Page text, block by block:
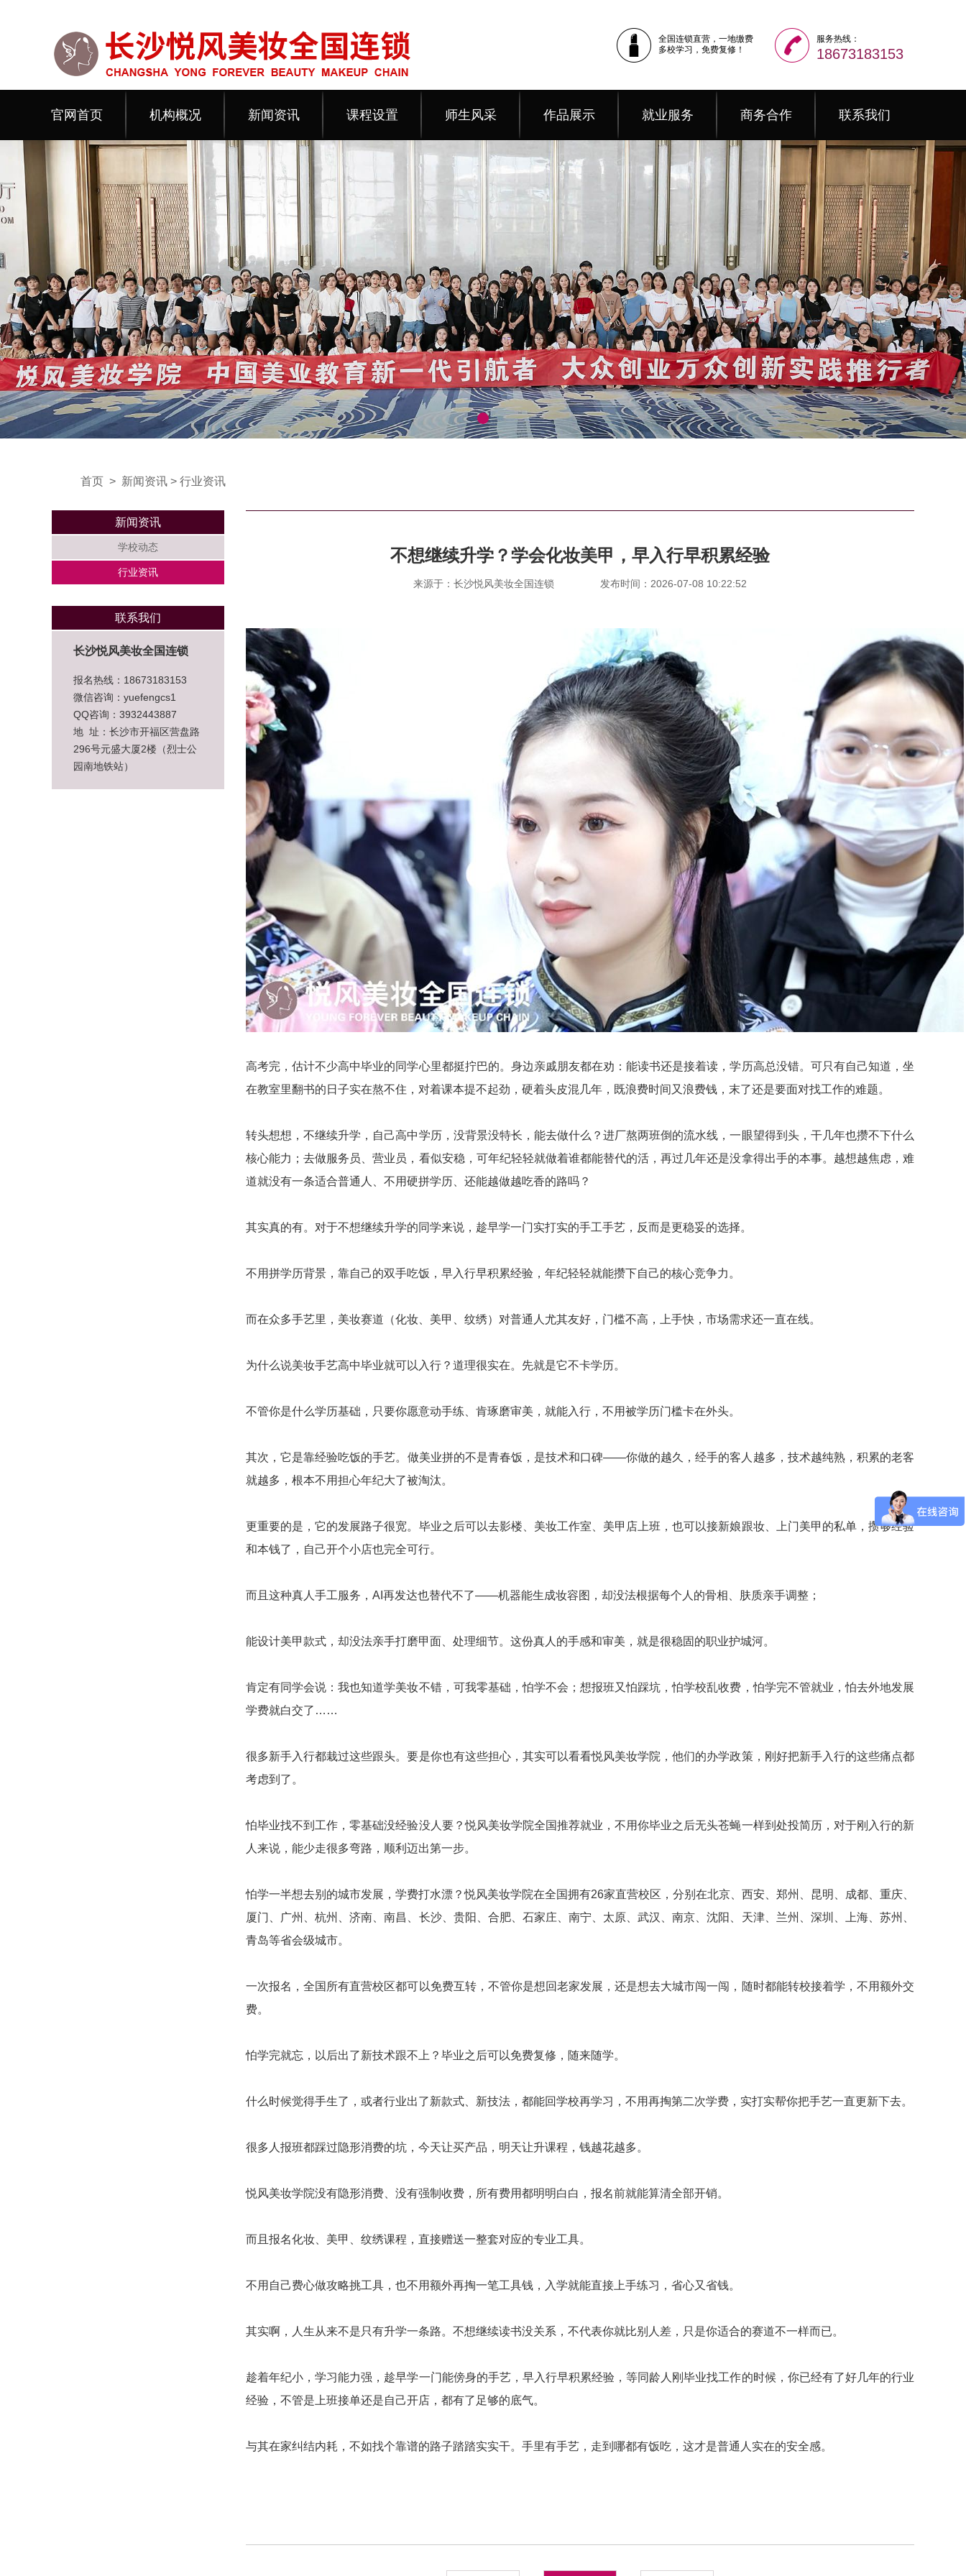
全国连锁直营，一地缴费
多校学习，免费复修！
服务热线：
18673183153
官网首页 机构概况 新闻资讯 课程设置 师生风采 作品展示 就业服务 商务合作 联系我们
首页 > 新闻资讯 > 行业资讯
新闻资讯
学校动态
行业资讯
联系我们
长沙悦风美妆全国连锁
报名热线：18673183153
微信咨询：yuefengcs1
QQ咨询：3932443887
地 址：长沙市开福区营盘路
296号元盛大厦2楼（烈士公
园南地铁站）
不想继续升学？学会化妆美甲，早入行早积累经验
来源于：长沙悦风美妆全国连锁 发布时间：2026-07-08 10:22:52
高考完，估计不少高中毕业的同学心里都挺拧巴的。身边亲戚朋友都在劝：能读书还是接着读，学历高总没错。可只有自己知道，坐
在教室里翻书的日子实在熬不住，对着课本提不起劲，硬着头皮混几年，既浪费时间又浪费钱，末了还是要面对找工作的难题。
转头想想，不继续升学，自己高中学历，没背景没特长，能去做什么？进厂熬两班倒的流水线，一眼望得到头，干几年也攒不下什么
核心能力；去做服务员、营业员，看似安稳，可年纪轻轻就做着谁都能替代的活，再过几年还是没拿得出手的本事。越想越焦虑，难
道就没有一条适合普通人、不用硬拼学历、还能越做越吃香的路吗？
其实真的有。对于不想继续升学的同学来说，趁早学一门实打实的手工手艺，反而是更稳妥的选择。
不用拼学历背景，靠自己的双手吃饭，早入行早积累经验，年纪轻轻就能攒下自己的核心竞争力。
而在众多手艺里，美妆赛道（化妆、美甲、纹绣）对普通人尤其友好，门槛不高，上手快，市场需求还一直在线。
为什么说美妆手艺高中毕业就可以入行？道理很实在。先就是它不卡学历。
不管你是什么学历基础，只要你愿意动手练、肯琢磨审美，就能入行，不用被学历门槛卡在外头。
其次，它是靠经验吃饭的手艺。做美业拼的不是青春饭，是技术和口碑——你做的越久，经手的客人越多，技术越纯熟，积累的老客
就越多，根本不用担心年纪大了被淘汰。
更重要的是，它的发展路子很宽。毕业之后可以去影楼、美妆工作室、美甲店上班，也可以接新娘跟妆、上门美甲的私单，攒够经验
和本钱了，自己开个小店也完全可行。
而且这种真人手工服务，AI再发达也替代不了——机器能生成妆容图，却没法根据每个人的骨相、肤质亲手调整；
能设计美甲款式，却没法亲手打磨甲面、处理细节。这份真人的手感和审美，就是很稳固的职业护城河。
肯定有同学会说：我也知道学美妆不错，可我零基础，怕学不会；想报班又怕踩坑，怕学校乱收费，怕学完不管就业，怕去外地发展
学费就白交了……
很多新手入行都栽过这些跟头。要是你也有这些担心，其实可以看看悦风美妆学院，他们的办学政策，刚好把新手入行的这些痛点都
考虑到了。
怕毕业找不到工作，零基础没经验没人要？悦风美妆学院全国推荐就业，不用你毕业之后无头苍蝇一样到处投简历，对于刚入行的新
人来说，能少走很多弯路，顺利迈出第一步。
怕学一半想去别的城市发展，学费打水漂？悦风美妆学院在全国拥有26家直营校区，分别在北京、西安、郑州、昆明、成都、重庆、
厦门、广州、杭州、济南、南昌、长沙、贵阳、合肥、石家庄、南宁、太原、武汉、南京、沈阳、天津、兰州、深圳、上海、苏州、
青岛等省会级城市。
一次报名，全国所有直营校区都可以免费互转，不管你是想回老家发展，还是想去大城市闯一闯，随时都能转校接着学，不用额外交
费。
怕学完就忘，以后出了新技术跟不上？毕业之后可以免费复修，随来随学。
什么时候觉得手生了，或者行业出了新款式、新技法，都能回学校再学习，不用再掏第二次学费，实打实帮你把手艺一直更新下去。
很多人报班都踩过隐形消费的坑，今天让买产品，明天让升课程，钱越花越多。
悦风美妆学院没有隐形消费、没有强制收费，所有费用都明明白白，报名前就能算清全部开销。
而且报名化妆、美甲、纹绣课程，直接赠送一整套对应的专业工具。
不用自己费心做攻略挑工具，也不用额外再掏一笔工具钱，入学就能直接上手练习，省心又省钱。
其实啊，人生从来不是只有升学一条路。不想继续读书没关系，不代表你就比别人差，只是你适合的赛道不一样而已。
趁着年纪小，学习能力强，趁早学一门能傍身的手艺，早入行早积累经验，等同龄人刚毕业找工作的时候，你已经有了好几年的行业
经验，不管是上班接单还是自己开店，都有了足够的底气。
与其在家纠结内耗，不如找个靠谱的路子踏踏实实干。手里有手艺，走到哪都有饭吃，这才是普通人实在的安全感。